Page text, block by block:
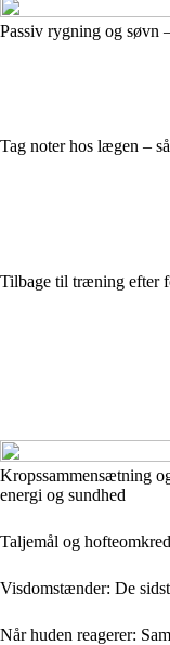
Passiv rygning og søvn
Tag noter hos lægen –
Tilbage til træning efter
Kropssammensætning
energi og sundhed
Taljemål og
Visdomstænder: De
Når huden reagerer: